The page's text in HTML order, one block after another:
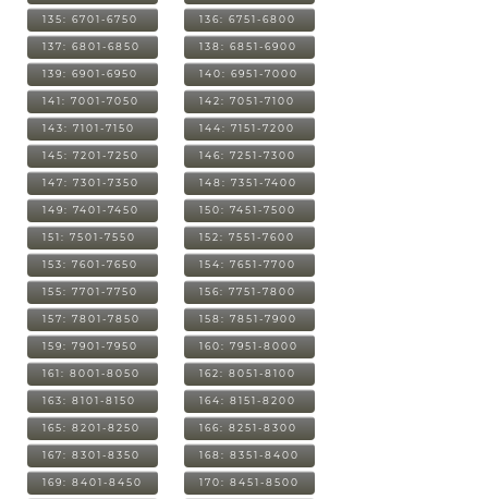
135: 6701-6750 136: 6751-6800
137: 6801-6850 138: 6851-6900
139: 6901-6950 140: 6951-7000
141: 7001-7050 142: 7051-7100
143: 7101-7150 144: 7151-7200
145: 7201-7250 146: 7251-7300
147: 7301-7350 148: 7351-7400
149: 7401-7450 150: 7451-7500
151: 7501-7550 152: 7551-7600
153: 7601-7650 154: 7651-7700
155: 7701-7750 156: 7751-7800
157: 7801-7850 158: 7851-7900
159: 7901-7950 160: 7951-8000
161: 8001-8050 162: 8051-8100
163: 8101-8150 164: 8151-8200
165: 8201-8250 166: 8251-8300
167: 8301-8350 168: 8351-8400
169: 8401-8450 170: 8451-8500